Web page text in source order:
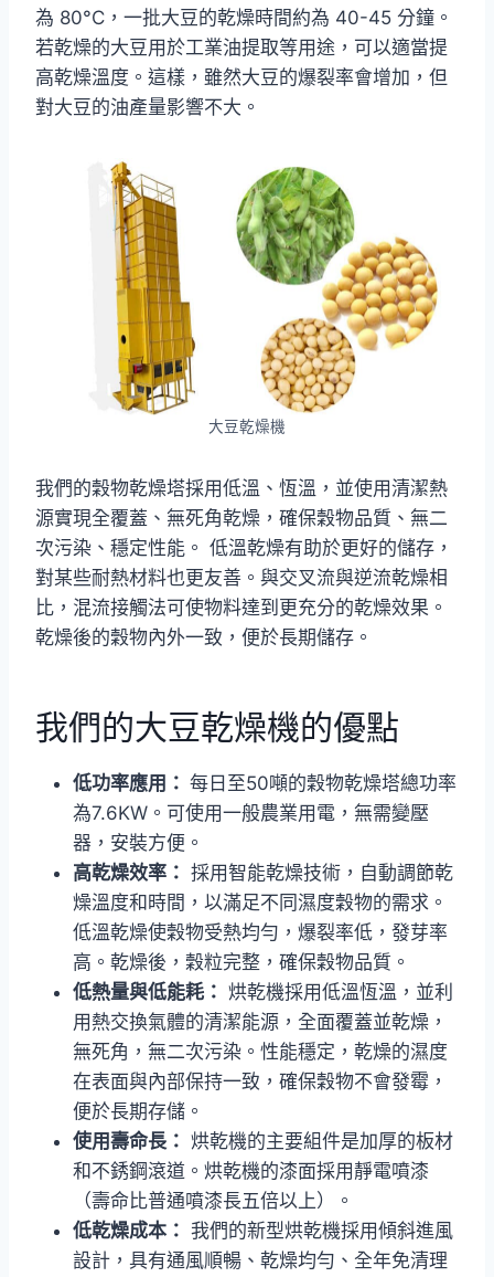
為 80°C，一批大豆的乾燥時間約為 40-45 分鐘。
若乾燥的大豆用於工業油提取等用途，可以適當提
高乾燥溫度。這樣，雖然大豆的爆裂率會增加，但
對大豆的油產量影響不大。
大豆乾燥機
我們的穀物乾燥塔採用低溫、恆溫，並使用清潔熱
源實現全覆蓋、無死角乾燥，確保穀物品質、無二
次污染、穩定性能。 低溫乾燥有助於更好的儲存，
對某些耐熱材料也更友善。與交叉流與逆流乾燥相
比，混流接觸法可使物料達到更充分的乾燥效果。
乾燥後的穀物內外一致，便於長期儲存。
我們的大豆乾燥機的優點
低功率應用： 每日至50噸的穀物乾燥塔總功率
為7.6KW。可使用一般農業用電，無需變壓
器，安裝方便。
高乾燥效率： 採用智能乾燥技術，自動調節乾
燥溫度和時間，以滿足不同濕度穀物的需求。
低溫乾燥使穀物受熱均勻，爆裂率低，發芽率
高。乾燥後，穀粒完整，確保穀物品質。
低熱量與低能耗： 烘乾機採用低溫恆溫，並利
用熱交換氣體的清潔能源，全面覆蓋並乾燥，
無死角，無二次污染。性能穩定，乾燥的濕度
在表面與內部保持一致，確保穀物不會發霉，
便於長期存儲。
使用壽命長： 烘乾機的主要組件是加厚的板材
和不銹鋼滾道。烘乾機的漆面採用靜電噴漆
（壽命比普通噴漆長五倍以上）。
低乾燥成本： 我們的新型烘乾機採用傾斜進風
設計，具有通風順暢、乾燥均勻、全年免清理